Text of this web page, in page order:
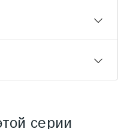
серии